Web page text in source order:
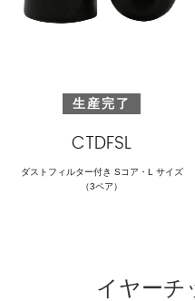
生産完了
CTDFSL
ダストフィルター付き Sコア・L サイズ
（3ペア）
イヤー